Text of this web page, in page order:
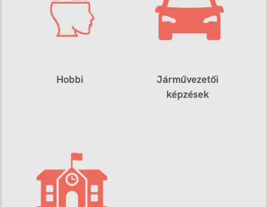
Hobbi
Járművezetői
képzések